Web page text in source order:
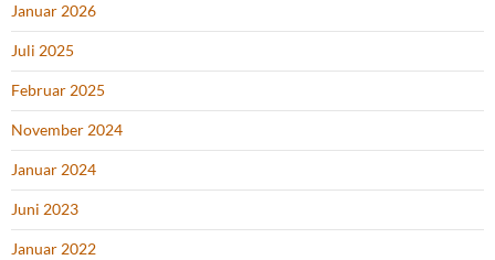
Januar 2026
Juli 2025
Februar 2025
November 2024
Januar 2024
Juni 2023
Januar 2022